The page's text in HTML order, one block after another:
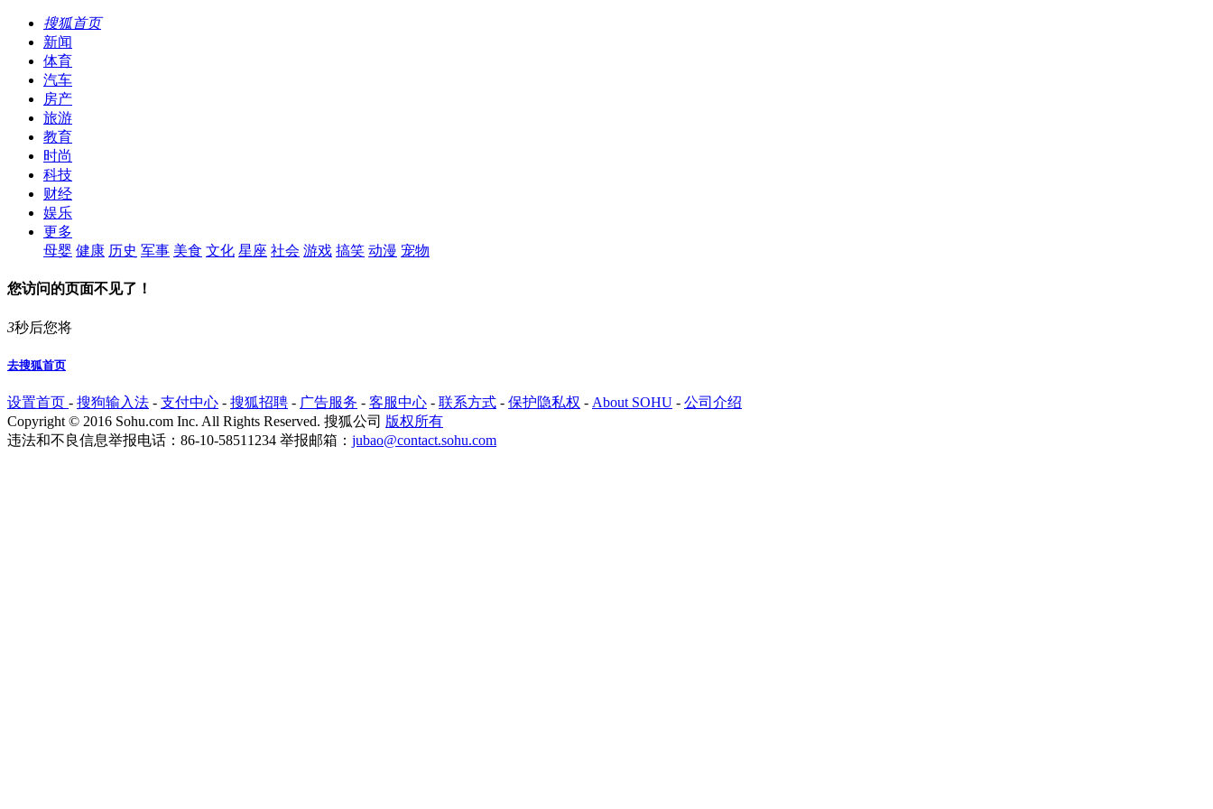
搜狐首页
新闻
体育
汽车
房产
旅游
教育
时尚
科技
财经
娱乐
更多
母婴 健康 历史 军事 美食 文化 星座 社会 游戏 搞笑 动漫 宠物
您访问的页面不见了！
3秒后您将
去搜狐首页
设置首页 - 搜狗输入法 - 支付中心 - 搜狐招聘 - 广告服务 - 客服中心 - 联系方式 - 保护隐私权 - About SOHU - 公司介绍
Copyright © 2016 Sohu.com Inc. All Rights Reserved. 搜狐公司 版权所有
违法和不良信息举报电话：86-10-58511234 举报邮箱： jubao@contact.sohu.com